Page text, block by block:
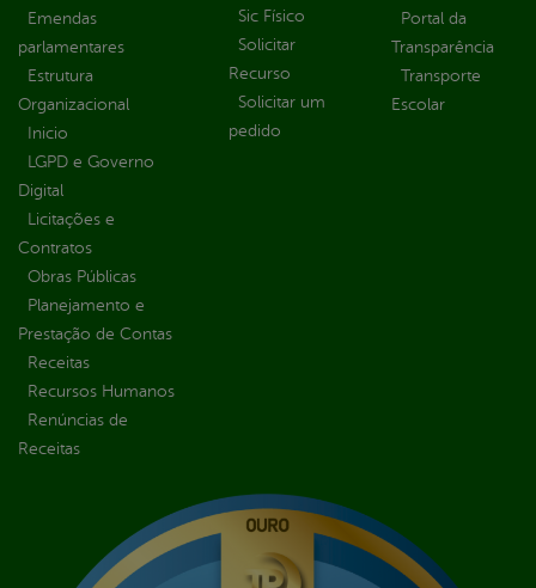
Emendas
parlamentares
Estrutura
Organizacional
Inicio
LGPD e Governo
Digital
Licitações e
Contratos
Obras Públicas
Planejamento e
Prestação de Contas
Receitas
Recursos Humanos
Renúncias de
Receitas
Sic Físico
Solicitar
Recurso
Solicitar um
pedido
Portal da
Transparência
Transporte
Escolar